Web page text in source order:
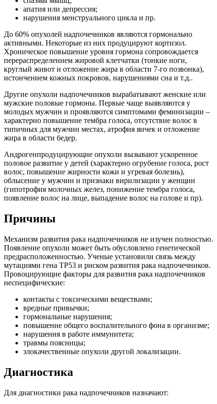
апатия или депрессия;
нарушения менструального цикла и пр.
До 60% опухолей надпочечников являются гормонально
активными. Некоторые из них продуцируют кортизол.
Хроническое повышение уровня гормона сопровождается
перераспределением жировой клетчатки (тонкие ноги,
круглый живот и отложение жира в области 7-го позвонка),
истончением кожных покровов, нарушениями сна и т.д..
Другие опухоли надпочечников вырабатывают женские или
мужские половые гормоны. Первые чаще выявляются у
молодых мужчин и проявляются симптомами феминизации –
характерно повышение тембра голоса, отсутствие волос в
типичных для мужчин местах, атрофия яичек и отложение
жира в области бедер.
Андрогенпродуцирующие опухоли вызывают ускоренное
половое развитие у детей (характерно огрубение голоса, рост
волос, повышение жирности кожи и угревая болезнь),
облысение у мужчин и признаки вирилизации у женщин
(гипотрофия молочных желез, понижение тембра голоса,
появление волос на лице, выпадение волос на голове и пр).
Причины
Механизм развития рака надпочечников не изучен полностью.
Появление опухоли может быть обусловлено генетической
предрасположенностью. Ученые установили связь между
мутациями гена TP53 и риском развития рака надпочечников.
Провоцирующие факторы для развития рака надпочечников
неспецифические:
контакты с токсическими веществами;
вредные привычки;
гормональные нарушения;
повышение общего воспалительного фона в организме;
нарушения в работе иммунитета;
травмы поясницы;
злокачественные опухоли другой локализации.
Диагностика
Для диагностики рака надпочечников назначают: